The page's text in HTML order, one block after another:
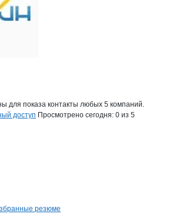
для показа контакты любых 5 компаний.
доступ Просмотрено сегодня: 0 из 5
Луганскбаримпекс,
резюме